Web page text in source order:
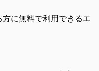
に無料で利用できるエ